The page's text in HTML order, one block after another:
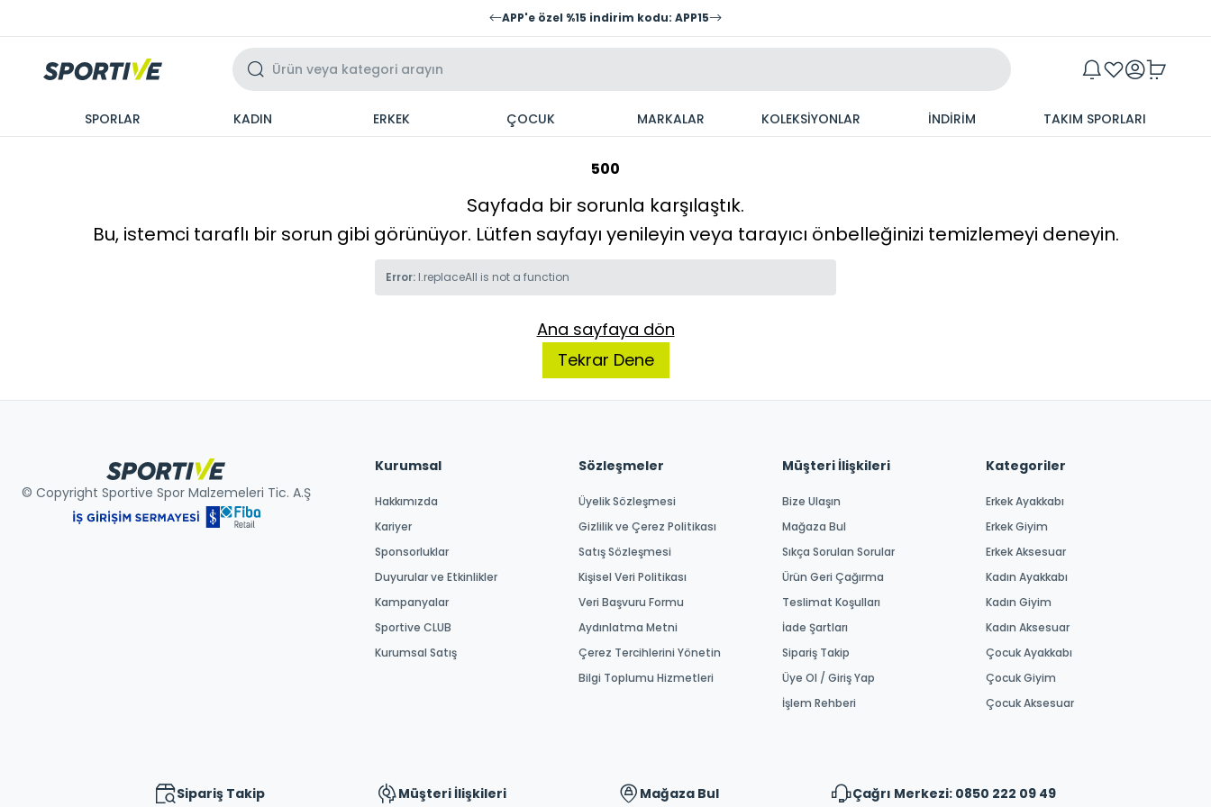
APP'e özel %15 indirim kodu: APP15
SPORLAR KADIN ERKEK ÇOCUK MARKALAR KOLEKSİYONLAR İNDİRİM TAKIM SPORLARI
500
Sayfada bir sorunla karşılaştık.
Bu, istemci taraflı bir sorun gibi görünüyor. Lütfen sayfayı yenileyin veya tarayıcı önbelleğinizi temizlemeyi deneyin.
Error: l.replaceAll is not a function
Ana sayfaya dön
Tekrar Dene
© Copyright Sportive Spor Malzemeleri Tic. A.Ş
Kurumsal
Hakkımızda
Kariyer
Sponsorluklar
Duyurular ve Etkinlikler
Kampanyalar
Sportive CLUB
Kurumsal Satış
Sözleşmeler
Üyelik Sözleşmesi
Gizlilik ve Çerez Politikası
Satış Sözleşmesi
Kişisel Veri Politikası
Veri Başvuru Formu
Aydınlatma Metni
Çerez Tercihlerini Yönetin
Bilgi Toplumu Hizmetleri
Müşteri İlişkileri
Bize Ulaşın
Mağaza Bul
Sıkça Sorulan Sorular
Ürün Geri Çağırma
Teslimat Koşulları
İade Şartları
Sipariş Takip
Üye Ol / Giriş Yap
İşlem Rehberi
Kategoriler
Erkek Ayakkabı
Erkek Giyim
Erkek Aksesuar
Kadın Ayakkabı
Kadın Giyim
Kadın Aksesuar
Çocuk Ayakkabı
Çocuk Giyim
Çocuk Aksesuar
Sipariş Takip Müşteri İlişkileri Mağaza Bul Çağrı Merkezi: 0850 222 09 49